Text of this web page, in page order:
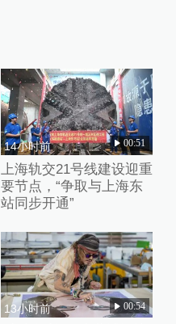
14小时前 00:51
上海轨交21号线建设迎重
要节点，“争取与上海东
站同步开通”
13小时前 00:54